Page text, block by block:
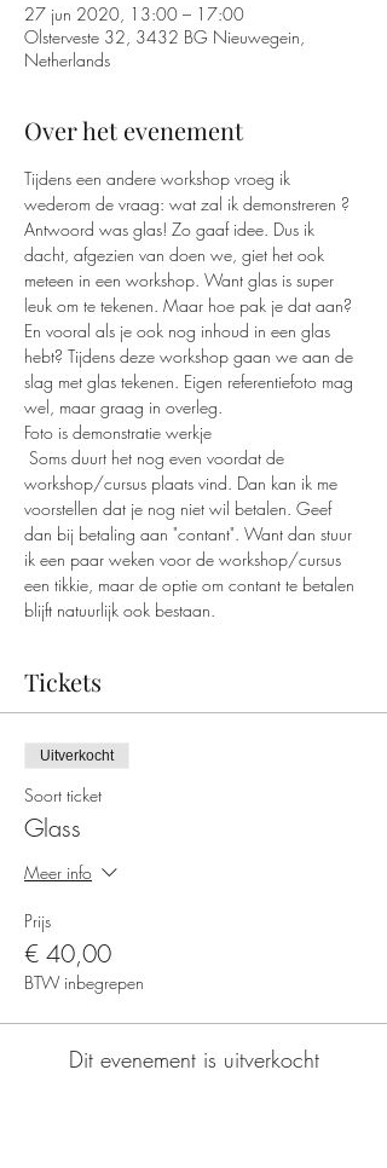
27 jun 2020, 13:00 – 17:00
Olsterveste 32, 3432 BG Nieuwegein,
Netherlands
Over het evenement
Tijdens een andere workshop vroeg ik
wederom de vraag: wat zal ik demonstreren ?
Antwoord was glas! Zo gaaf idee. Dus ik
dacht, afgezien van doen we, giet het ook
meteen in een workshop. Want glas is super
leuk om te tekenen. Maar hoe pak je dat aan?
En vooral als je ook nog inhoud in een glas
hebt? Tijdens deze workshop gaan we aan de
slag met glas tekenen. Eigen referentiefoto mag
wel, maar graag in overleg.
Foto is demonstratie werkje
Soms duurt het nog even voordat de
workshop/cursus plaats vind. Dan kan ik me
voorstellen dat je nog niet wil betalen. Geef
dan bij betaling aan "contant". Want dan stuur
ik een paar weken voor de workshop/cursus
een tikkie, maar de optie om contant te betalen
blijft natuurlijk ook bestaan.
Tickets
Uitverkocht
Soort ticket
Glass
Meer info
Prijs
€ 40,00
BTW inbegrepen
Dit evenement is uitverkocht